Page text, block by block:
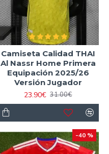
Camiseta Calidad THAI
Al Nassr Home Primera
Equipación 2025/26
Versión Jugador
23.90€ 31.00€
-40 %